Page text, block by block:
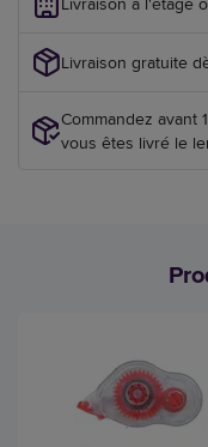
Livraison gratuite
Commandez avant
vous êtes livré le